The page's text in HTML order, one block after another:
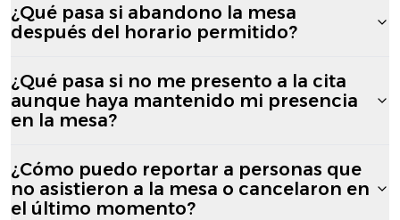
¿Qué pasa si abandono la mesa
después del horario permitido?
¿Qué pasa si no me presento a la cita
aunque haya mantenido mi presencia
en la mesa?
¿Cómo puedo reportar a personas que
no asistieron a la mesa o cancelaron en
el último momento?